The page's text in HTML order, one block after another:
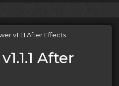
v1.1.1 After Effects
After